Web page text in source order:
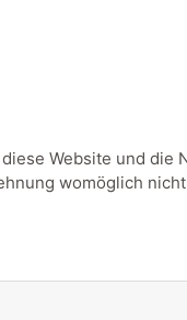
Website und die
womöglich